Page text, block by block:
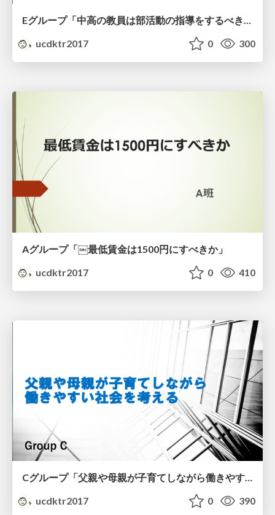
Eグループ「中高の教員は部活動の指導をするべきか」
ucdktr2017
0 300
Aグループ「￼最低賃⾦は1500円にすべきか」
ucdktr2017
0 410
Cグループ「父親や母親が子育てしながら働きやすい社会を考える」
ucdktr2017
0 390